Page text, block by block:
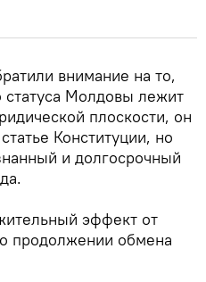
внимание на то,
статуса Молдовы лежит
плоскости, он
Конституции, но
и долгосрочный
эффект от
продолжении обмена